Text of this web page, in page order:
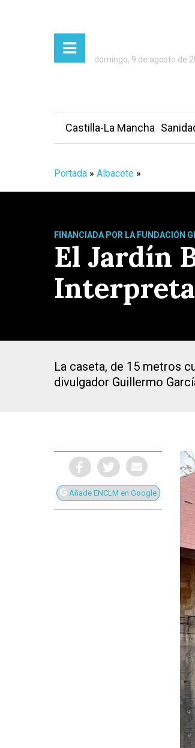
Presiona Intro para
domingo, 9 de agosto de
Castilla-La Mancha
Portada » Albacete »
FINANCIADA POR LA FUNDACIÓN
El Jardín
La caseta, de 15 metros
divulgador Guillermo
Añade ENCLM en Google